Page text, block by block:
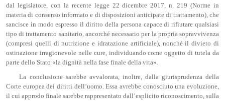
dal legislatore, con la recente legge 22 dicembre 2017, n. 219 (Norme in
materia di consenso informato e di disposizioni anticipate di trattamento), che
sancisce in modo espresso il diritto della persona capace di rifiutare qualsiasi
tipo di trattamento sanitario, ancorché necessario per la propria sopravvivenza
(compresi quelli di nutrizione e idratazione artificiale), nonché il divieto di
ostinazione irragionevole nelle cure, individuando come oggetto di tutela da
parte dello Stato «la dignità nella fase finale della vita».
La conclusione sarebbe avvalorata, inoltre, dalla giurisprudenza della
Corte europea dei diritti dell’uomo. Essa avrebbe conosciuto una evoluzione,
il cui approdo finale sarebbe rappresentato dall’esplicito riconoscimento, sulla